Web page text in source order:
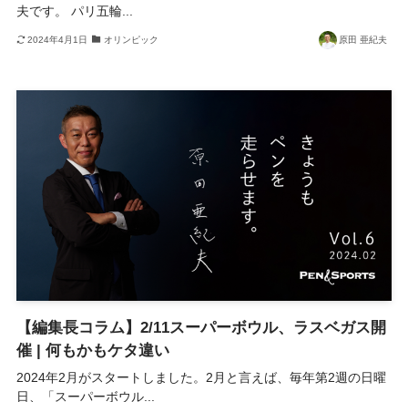
夫です。 パリ五輪...
2024年4月1日 オリンピック 原田 亜紀夫
【編集長コラム】2/11スーパーボウル、ラスベガス開
催 | 何もかもケタ違い
2024年2月がスタートしました。2月と言えば、毎年第2週の日曜
日、「スーパーボウル...